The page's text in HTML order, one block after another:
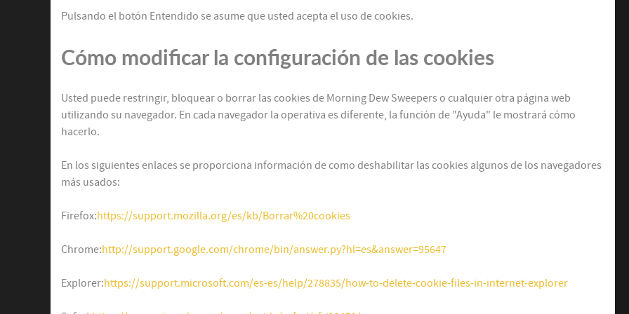
Pulsando el botón Entendido se asume que usted acepta el uso de cookies.
Cómo modificar la configuración de las cookies
Usted puede restringir, bloquear o borrar las cookies de Morning Dew Sweepers o cualquier otra página web
utilizando su navegador. En cada navegador la operativa es diferente, la función de "Ayuda" le mostrará cómo
hacerlo.
En los siguientes enlaces se proporciona información de como deshabilitar las cookies algunos de los navegadores
más usados:
Firefox:https://support.mozilla.org/es/kb/Borrar%20cookies
Chrome:http://support.google.com/chrome/bin/answer.py?hl=es&answer=95647
Explorer:https://support.microsoft.com/es-es/help/278835/how-to-delete-cookie-files-in-internet-explorer